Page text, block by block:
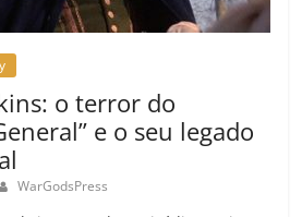
o terror do
e o seu legado
WarGodsPress